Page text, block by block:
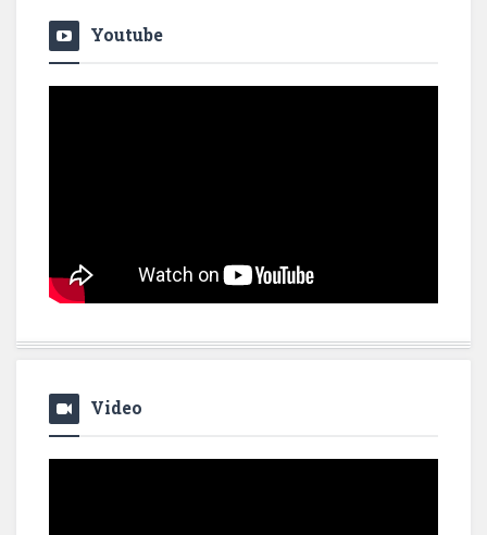
Youtube
Video